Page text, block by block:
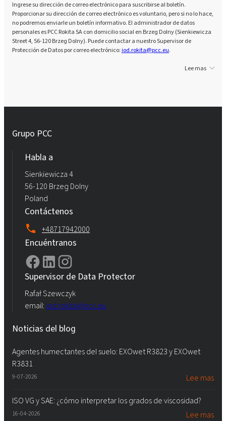
Ingrese su dirección de correo electrónico para suscribirse al boletín.
Proporcionar su dirección de correo electrónico es voluntario, pero si no lo hace,
no podremos enviarle un boletín informativo. El administrador de datos
personales es PCC Rokita SA con domicilio social en Brzeg Dolny (Sienkiewicza
Street 4, 56-120 Brzeg Dolny). Puede contactar a nuestro Supervisor de
Protección de Datos por correo electrónico:iod.rokita@pcc.eu.
Lee mas
Grupo PCC
Habla a
Sienkiewicza 4
56-120 Brzeg Dolny
Poland
Contáctenos
+48717942000
Encuéntranos
Supervisor de Data Protector
Rafał Szewczyk
email: iod.rokita@pcc.eu
Noticias del blog
Agentes humectantes del suelo: EXOwet R3823 y EXOwet
R3831
9-07-2026 Lee mas
ISO VG y SAE: ¿cómo interpretar los grados de viscosidad?
16-04-2026 Lee mas